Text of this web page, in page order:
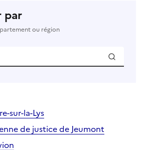
par
ou région
sur-la-Lys
de justice de Jeumont